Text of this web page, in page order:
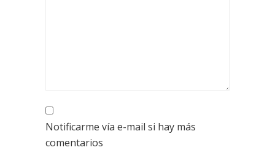
Notificarme vía e-mail si hay más
comentarios